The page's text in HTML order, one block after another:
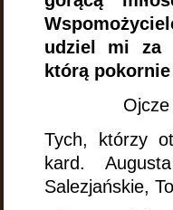
udziel mi za
którą
Tych, którzy
kard.
Salezjańskie,